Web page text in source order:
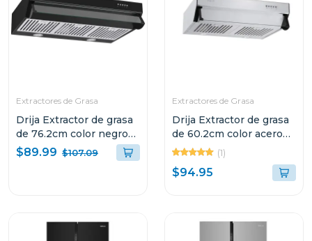
Extractores de Grasa
Drija Extractor de grasa
de 76.2cm color negro
compatto
$89.99 $107.09
Extractores de Grasa
Drija Extractor de grasa
de 60.2cm color acero
compatto(1)
$94.95